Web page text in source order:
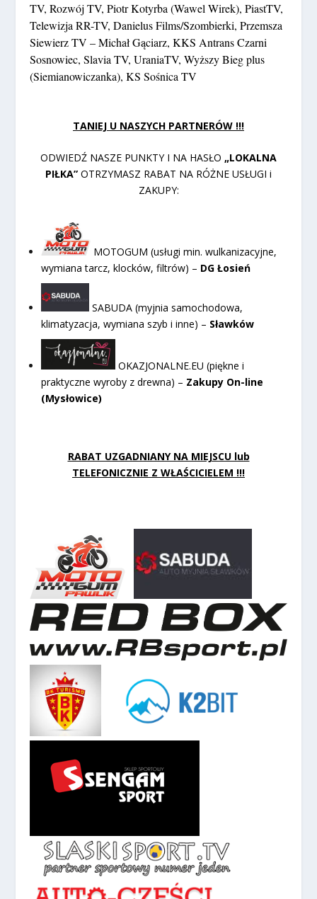
TV, Rozwój TV, Piotr Kotyrba (Wawel Wirek), PiastTV,
Telewizja RR-TV, Danielus Films/Szombierki, Przemsza
Siewierz TV – Michał Gąciarz, KKS Antrans Czarni
Sosnowiec, Slavia TV, UraniaTV, Wyższy Bieg plus
(Siemianowiczanka), KS Sośnica TV
TANIEJ U NASZYCH PARTNERÓW !!!
ODWIEDŹ NASZE PUNKTY I NA HASŁO „LOKALNA
PIŁKA” OTRZYMASZ RABAT NA RÓŻNE USŁUGI i
ZAKUPY:
MOTOGUM (usługi min. wulkanizacyjne,
wymiana tarcz, klocków, filtrów) – DG Łosień
SABUDA (myjnia samochodowa,
klimatyzacja, wymiana szyb i inne) – Sławków
OKAZJONALNE.EU (piękne i
praktyczne wyroby z drewna) – Zakupy On-line
(Mysłowice)
RABAT UZGADNIANY NA MIEJSCU lub
TELEFONICZNIE Z WŁAŚCICIELEM !!!